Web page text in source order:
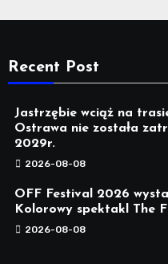
Recent Post
Jastrzębie wciąż na
Ostrawa nie została
2029r.
2026-08-08
OFF Festival 2026
Kolorowy spektakl The
2026-08-08